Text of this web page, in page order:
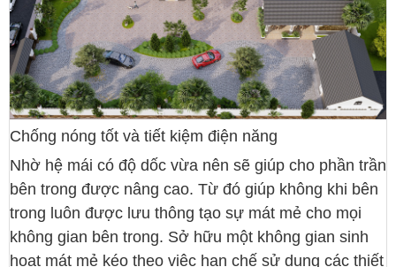
Chống nóng tốt và tiết kiệm điện năng
Nhờ hệ mái có độ dốc vừa nên sẽ giúp cho phần trần
bên trong được nâng cao. Từ đó giúp không khi bên
trong luôn được lưu thông tạo sự mát mẻ cho mọi
không gian bên trong. Sở hữu một không gian sinh
hoạt mát mẻ kéo theo việc hạn chế sử dụng các thiết